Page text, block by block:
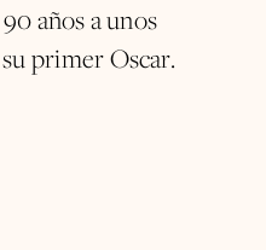
años a unos
primer Oscar.